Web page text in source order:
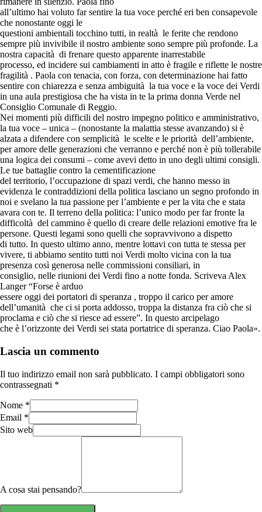
all’ultimo hai voluto far sentire la tua voce perché eri ben consapevole
che nonostante oggi le
questioni ambientali tocchino tutti, in realtà le ferite che rendono
sempre più invivibile il nostro ambiente sono sempre più profonde. La
nostra capacità di frenare questo apparente inarrestabile
processo, ed incidere sui cambiamenti in atto è fragile e riflette le nostre
fragilità . Paola con tenacia, con forza, con determinazione hai fatto
sentire con chiarezza e senza ambiguità la tua voce e la voce dei Verdi
in una aula prestigiosa che ha vista in te la prima donna Verde nel
Consiglio Comunale di Reggio.
Nei momenti più difficili del nostro impegno politico e amministrativo,
la tua voce – unica – (nonostante la malattia stesse avanzando) si è
alzata a difendere con semplicità le scelte e le priorità dell’ambiente,
per amore delle generazioni che verranno e perché non è più tollerabile
una logica dei consumi – come avevi detto in uno degli ultimi consigli.
Le tue battaglie contro la cementificazione
del territorio, l’occupazione di spazi verdi, che hanno messo in
evidenza le contraddizioni della politica lasciano un segno profondo in
noi e svelano la tua passione per l’ambiente e per la vita che e stata
avara con te. Il terreno della politica: l’unico modo per far fronte la
difficoltà del cammino è quello di creare delle relazioni emotive fra le
persone. Questi legami sono quelli che sopravvivono a dispetto
di tutto. In questo ultimo anno, mentre lottavi con tutta te stessa per
vivere, ti abbiamo sentito tutti noi Verdi molto vicina con la tua
presenza così generosa nelle commissioni consiliari, in
consiglio, nelle riunioni dei Verdi fino a notte fonda. Scriveva Alex
Langer “Forse è arduo
essere oggi dei portatori di speranza , troppo il carico per amore
dell’umanità che ci si porta addosso, troppa la distanza fra ciò che si
proclama e ciò che si riesce ad essere”. In questo arcipelago
che è l’orizzonte dei Verdi sei stata portatrice di speranza. Ciao Paola».
Lascia un commento
Il tuo indirizzo email non sarà pubblicato. I campi obbligatori sono
contrassegnati *
Nome *
Email *
Sito web
A cosa stai pensando?